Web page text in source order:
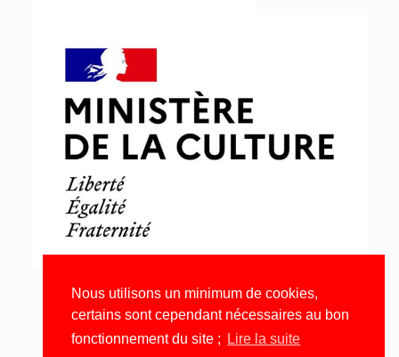
Nous utilisons un minimum de cookies,
certains sont cependant nécessaires au bon
fonctionnement du site ;
Lire la suite